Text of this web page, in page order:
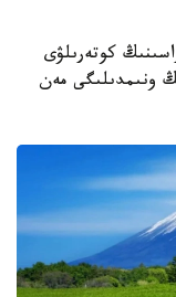
كوتەرىلۋى
ونىمدىلىگى مەن